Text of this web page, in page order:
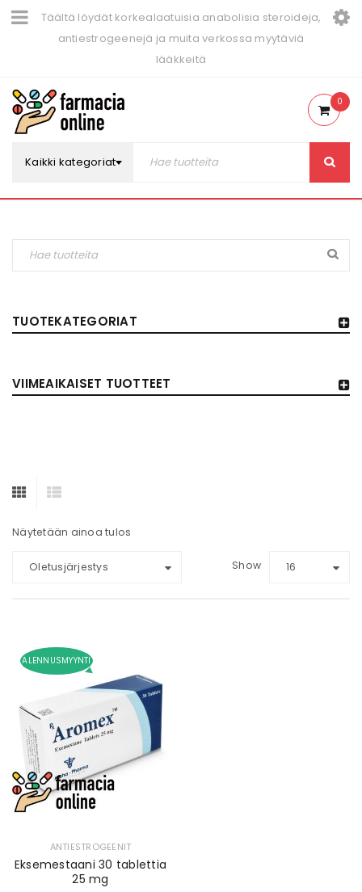
Täältä löydät korkealaatuisia anabolisia steroideja,
antiestrogeenejä ja muita verkossa myytäviä
lääkkeitä
Kaikki kategoriat
0
TUOTEKATEGORIAT
VIIMEAIKAISET TUOTTEET
Näytetään ainoa tulos
Oletusjärjestys Show 16
ALENNUSMYYNTI
ANTIESTROGEENIT
Eksemestaani 30 tablettia
25 mg